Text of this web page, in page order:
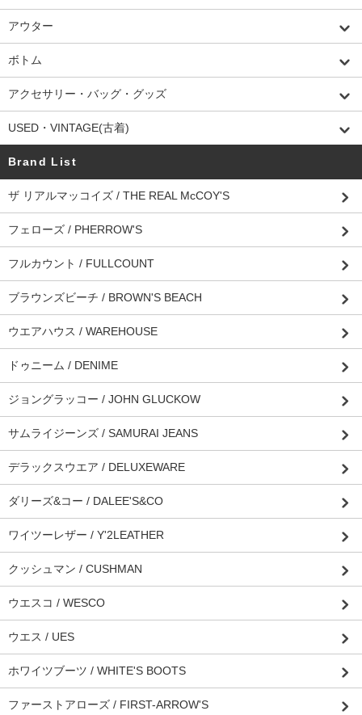
アウター
ボトム
アクセサリー・バッグ・グッズ
USED・VINTAGE(古着)
Brand List
ザ リアルマッコイズ / THE REAL McCOY'S
フェローズ / PHERROW'S
フルカウント / FULLCOUNT
ブラウンズビーチ / BROWN'S BEACH
ウエアハウス / WAREHOUSE
ドゥニーム / DENIME
ジョングラッコー / JOHN GLUCKOW
サムライジーンズ / SAMURAI JEANS
デラックスウエア / DELUXEWARE
ダリーズ&コー / DALEE'S&CO
ワイツーレザー / Y'2LEATHER
クッシュマン / CUSHMAN
ウエスコ / WESCO
ウエス / UES
ホワイツブーツ / WHITE'S BOOTS
ファーストアローズ / FIRST-ARROW'S